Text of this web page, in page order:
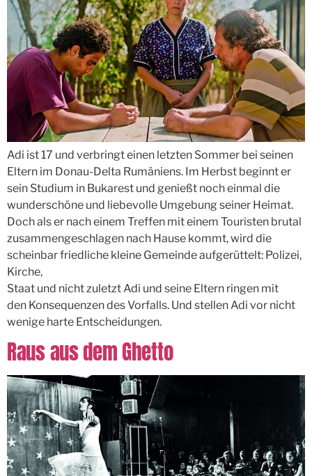
Adi ist 17 und verbringt einen letzten Sommer bei seinen
Eltern im Donau-Delta Rumäniens. Im Herbst beginnt er
sein Studium in Bukarest und genießt noch einmal die
wunderschöne und liebevolle Umgebung seiner Heimat.
Doch als er nach einem Treffen mit einem Touristen brutal
zusammengeschlagen nach Hause kommt, wird die
scheinbar friedliche kleine Gemeinde aufgerüttelt: Polizei,
Kirche,
Staat und nicht zuletzt Adi und seine Eltern ringen mit
den Konsequenzen des Vorfalls. Und stellen Adi vor nicht
wenige harte Entscheidungen.
Raus aus dem Ghetto